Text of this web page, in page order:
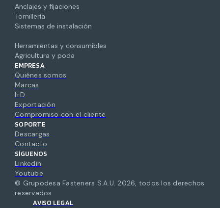
Anclajes y fijaciones
Tornillería
Sistemas de instalación
Herramientas y consumibles
Agricultura y poda
EMPRESA
Quiénes somos
Marcas
I+D
Exportación
Compromiso con el cliente
SOPORTE
Descargas
Contacto
SÍGUENOS
Linkedin
Youtube
© Grupodesa Fasteners S.A.U. 2026, todos los derechos
reservados
AVISO LEGAL